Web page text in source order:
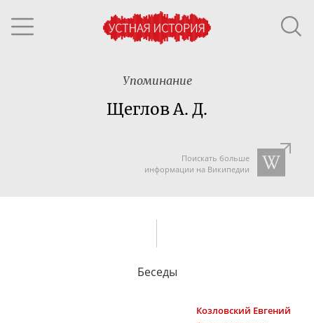
Упоминание
Щеглов А. Д.
Поискать больше
информации на Википедии
Беседы
Козловский Евгений